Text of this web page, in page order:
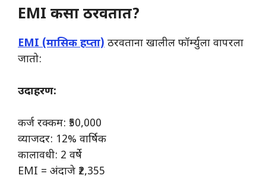
EMI कसा ठरवतात?
EMI (मासिक हप्ता) ठरवताना खालील फॉर्म्युला वापरला
जातो:
उदाहरण:
कर्ज रक्कम: ₹50,000
व्याजदर: 12% वार्षिक
कालावधी: 2 वर्षे
EMI = अंदाजे ₹2,355